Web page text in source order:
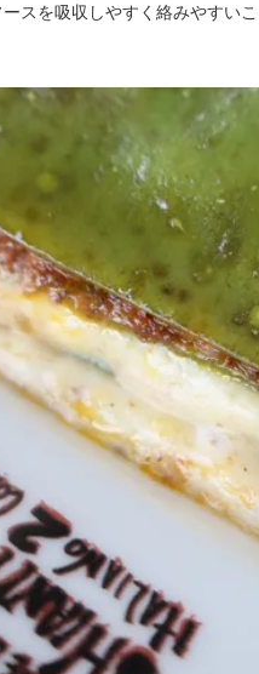
スを吸収しやすく絡みやすい